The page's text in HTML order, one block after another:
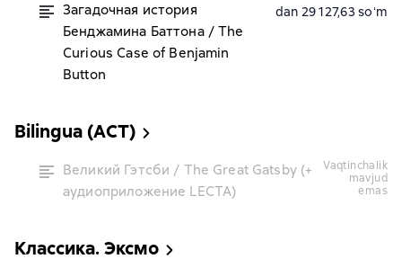
Загадочная история
Бенджамина Баттона / The
Curious Case of Benjamin
Button
dan 29 127,63 soʻm
Bilingua (АСТ)
Великий Гэтсби / The Great Gatsby (+
аудиоприложение LECTA)
vaqtinchalik
mavjud
emas
Классика. Эксмо